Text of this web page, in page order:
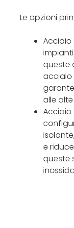
Le opzioni
Acciaio
queste
acciaio
alle
Acciaio
e
queste